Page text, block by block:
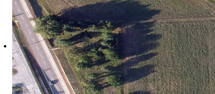
Tretiranje maslina
03 Studeni 2025 Hitova: 647